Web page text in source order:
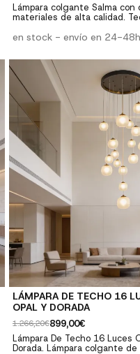
Lámpara colgante Salma con
materiales de alta calidad.
dormitorios. ✓ Diseño moderno: Estilo
Materiales resistentes y
instalación: Incluye
en stock - envío en 24-48h
LÁMPARA DE TECHO 16
OPAL Y DORADA
1.266,20€899,00€
Lámpara De Techo 16 Luces
Dorada. Lámpara colgante